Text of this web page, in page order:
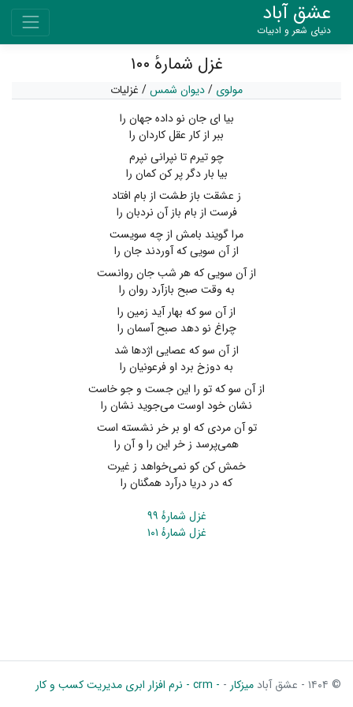
عشق آباد
دنیای شعر و ادبیات
غزل شمارهٔ ۱۰۰
مولوی /دیوان شمس/ غزلیات
بیا ای جان نو داده جهان را
ببر از کار عقل کاردان را
چو تیرم تا نپرانی نپرم
بیا بار دگر پر کن کمان را
ز عشقت باز طشت از بام افتاد
فرست از بام باز آن نردبان را
مرا گویند بامش از چه سویست
از آن سویی که آوردند جان را
از آن سویی که هر شب جان روانست
به وقت صبح بازآرد روان را
از آن سو که بهار آید زمین را
چراغ نو دهد صبح آسمان را
از آن سو که عصایی اژدها شد
به دوزخ برد او فرعونیان را
از آن سو که تو را این جست و جو خاست
نشان خود اوست می‌جوید نشان را
تو آن مردی که او بر خر نشسته است
همی‌پرسد ز خر این را و آن را
خمش کن کو نمی‌خواهد ز غیرت
که در دریا درآرد همگنان را
غزل شمارهٔ ۹۹
غزل شمارهٔ ۱۰۱
© ۱۴۰۴ - عشق آباد میزکار - - crm - نرم افزار ابری مدیریت کسب و کار